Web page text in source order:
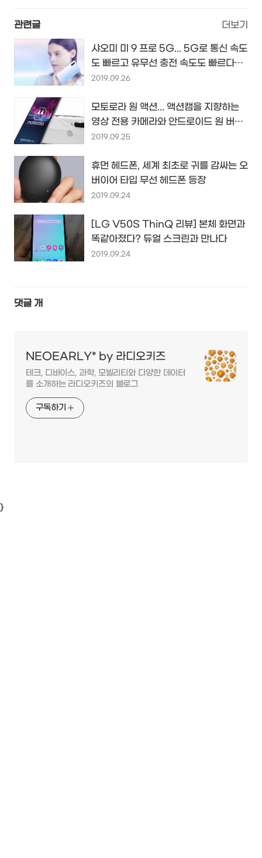
관련글 더보기
샤오미 미 9 프로 5G... 5G로 통신 속도
도 빠르고 유무선 충전 속도도 빠르다는
샤오미의 새 스마트폰...
2019.09.26
모토로라 원 액션... 액션캠을 지향하는
영상 전용 카메라와 안드로이드 원 버프
를 받을 중저가 스마트폰...
2019.09.25
휴먼 헤드폰, 세계 최초로 귀를 감싸는 오
버이어 타입 무선 헤드폰 등장
2019.09.24
[LG V50S ThinQ 리뷰] 본체 화면과
똑같아졌다? 듀얼 스크린과 만나다
2019.09.24
댓글 개
NEOEARLY* by 라디오키즈
테크, 디바이스, 과학, 모빌리티와 다양한 데이터
를 소개하는 라디오키즈의 블로그
구독하기
}